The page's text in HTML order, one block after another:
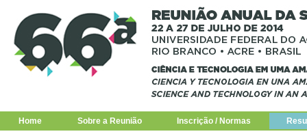
Home Sobre a Reunião Inscrição / Normas